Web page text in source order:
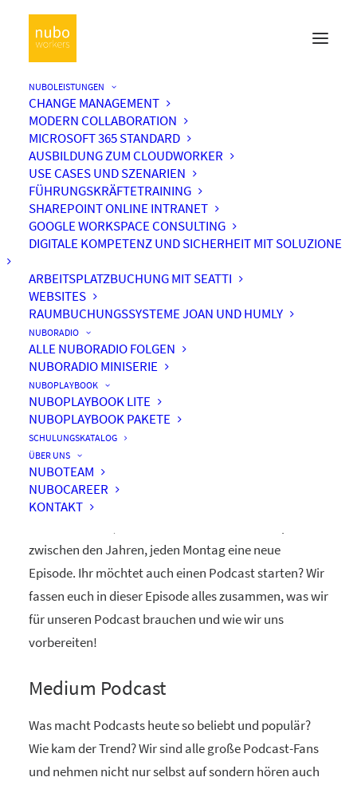
NUBOLEISTUNGEN
CHANGE MANAGEMENT
MODERN COLLABORATION
MICROSOFT 365 STANDARD
AUSBILDUNG ZUM CLOUDWORKER
USE CASES UND SZENARIEN
FÜHRUNGSKRÄFTETRAINING
SHAREPOINT ONLINE INTRANET
GOOGLE WORKSPACE CONSULTING
DIGITALE KOMPETENZ UND SICHERHEIT MIT SOLUZIONE
ARBEITSPLATZBUCHUNG MIT SEATTI
WEBSITES
RAUMBUCHUNGSSYSTEME JOAN UND HUMLY
NUBORADIO
ALLE NUBORADIO FOLGEN
NUBORADIO MINISERIE
NUBOPLAYBOOK
NUBOPLAYBOOK LITE
NUBOPLAYBOOK PAKETE
SCHULUNGSKATALOG
ÜBER UNS
NUBOTEAM
NUBOCAREER
KONTAKT
Hinter den Kulissen
nuboRadio gibt es jetzt schon seit 2 Jahren und wir
zwischen den Jahren, jeden Montag eine neue
Episode. Ihr möchtet auch einen Podcast starten? Wir
fassen euch in dieser Episode alles zusammen, was wir
für unseren Podcast brauchen und wie wir uns
vorbereiten!
Medium Podcast
Was macht Podcasts heute so beliebt und populär?
Wie kam der Trend? Wir sind alle große Podcast-Fans
und nehmen nicht nur selbst auf sondern hören auch